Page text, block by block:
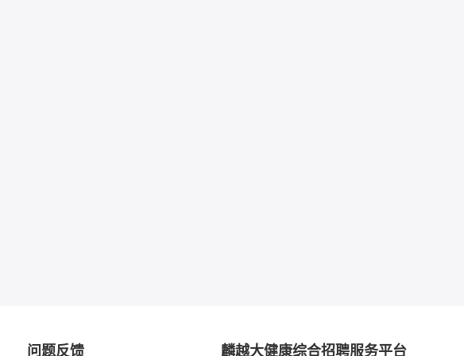
问题反馈 麟越大健康综合招聘服务平台